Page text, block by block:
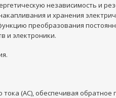
независимость и
и хранения
преобразования
и электроники.
(AC), обеспечивая